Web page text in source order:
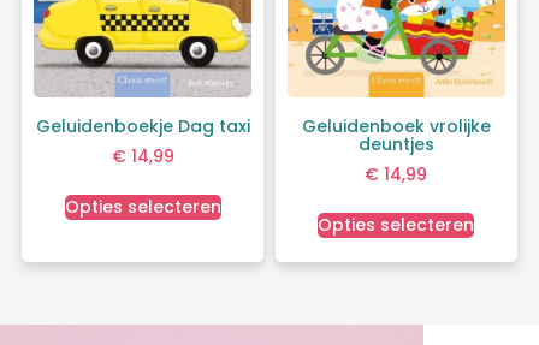
Geluidenboekje Dag taxi
€14,99
Opties selecteren
Geluidenboek vrolijke
deuntjes
€ 14,99
Opties selecteren